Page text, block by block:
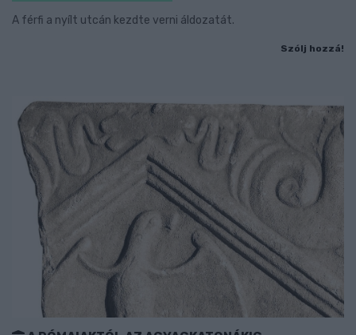
A férfi a nyílt utcán kezdte verni áldozatát.
Szólj hozzá!